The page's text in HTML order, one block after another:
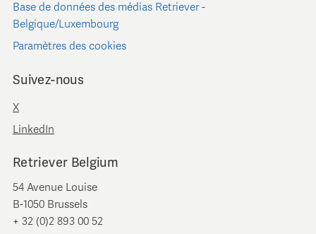
Base de données des médias Retriever -
Belgique/Luxembourg
Paramètres des cookies
Suivez-nous
X
LinkedIn
Retriever Belgium
54 Avenue Louise
B-1050 Brussels
+ 32 (0)2 893 00 52